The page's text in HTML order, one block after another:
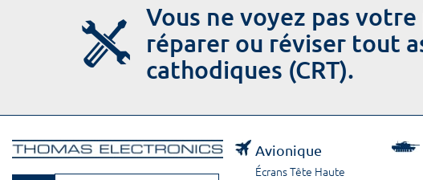
Vous ne voyez pas
réparer ou réviser tout
cathodiques (CRT).
Avionique
Écrans Tête Haute